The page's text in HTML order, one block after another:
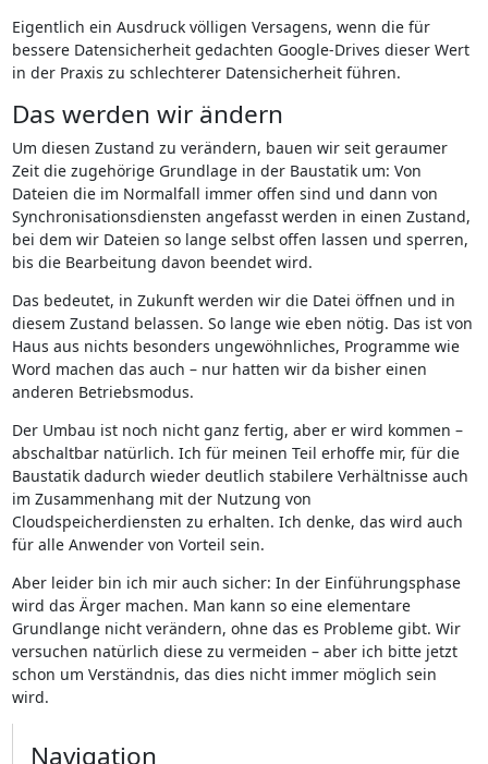
Eigentlich ein Ausdruck völligen Versagens, wenn die für
bessere Datensicherheit gedachten Google-Drives dieser Wert
in der Praxis zu schlechterer Datensicherheit führen.
Das werden wir ändern
Um diesen Zustand zu verändern, bauen wir seit geraumer
Zeit die zugehörige Grundlage in der Baustatik um: Von
Dateien die im Normalfall immer offen sind und dann von
Synchronisationsdiensten angefasst werden in einen Zustand,
bei dem wir Dateien so lange selbst offen lassen und sperren,
bis die Bearbeitung davon beendet wird.
Das bedeutet, in Zukunft werden wir die Datei öffnen und in
diesem Zustand belassen. So lange wie eben nötig. Das ist von
Haus aus nichts besonders ungewöhnliches, Programme wie
Word machen das auch – nur hatten wir da bisher einen
anderen Betriebsmodus.
Der Umbau ist noch nicht ganz fertig, aber er wird kommen –
abschaltbar natürlich. Ich für meinen Teil erhoffe mir, für die
Baustatik dadurch wieder deutlich stabilere Verhältnisse auch
im Zusammenhang mit der Nutzung von
Cloudspeicherdiensten zu erhalten. Ich denke, das wird auch
für alle Anwender von Vorteil sein.
Aber leider bin ich mir auch sicher: In der Einführungsphase
wird das Ärger machen. Man kann so eine elementare
Grundlange nicht verändern, ohne das es Probleme gibt. Wir
versuchen natürlich diese zu vermeiden – aber ich bitte jetzt
schon um Verständnis, das dies nicht immer möglich sein
wird.
Navigation